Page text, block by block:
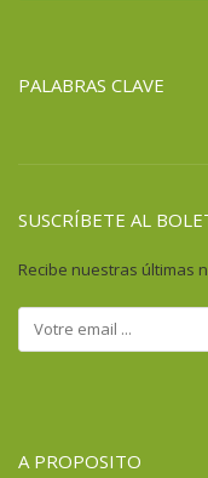
PALABRAS CLAVE
SUSCRÍBETE AL
Recibe nuestras últimas
A PROPOSITO